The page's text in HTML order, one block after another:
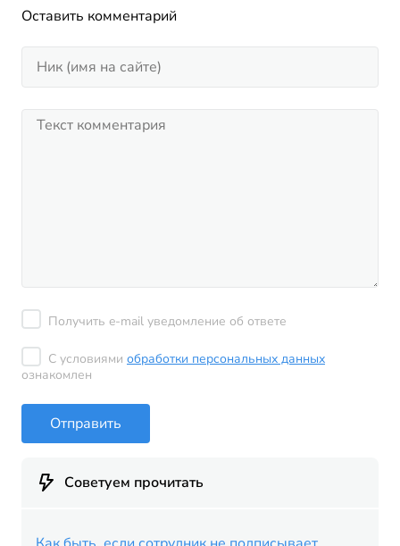
Оставить комментарий
Получить e-mail уведомление об ответе
С условиями обработки персональных данных
ознакомлен
Отправить
Советуем прочитать